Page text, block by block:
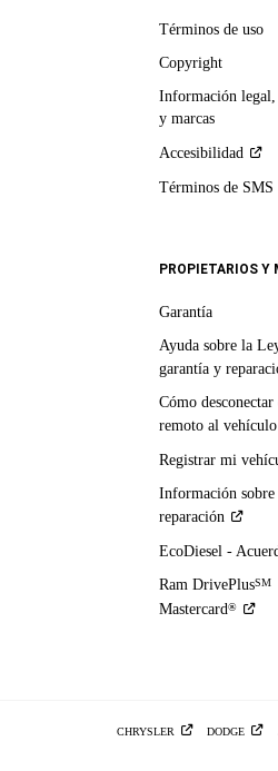
Términos de uso
Copyright
Información legal,
y marcas
Accesibilidad
Términos de SMS
PROPIETARIOS Y
Garantía
Ayuda sobre la
garantía y
Cómo desconectar
remoto alvehículo
Registrar mi
Información sobre
reparación
EcoDiesel -
Ram DrivePlusSM
Mastercard®
CHRYSLER DODGE